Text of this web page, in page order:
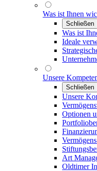
Was ist Ihnen
Schließen
Was ist
Ideale
Unsere
Schließen
Unsere
Optionen
Art
Oldtimer